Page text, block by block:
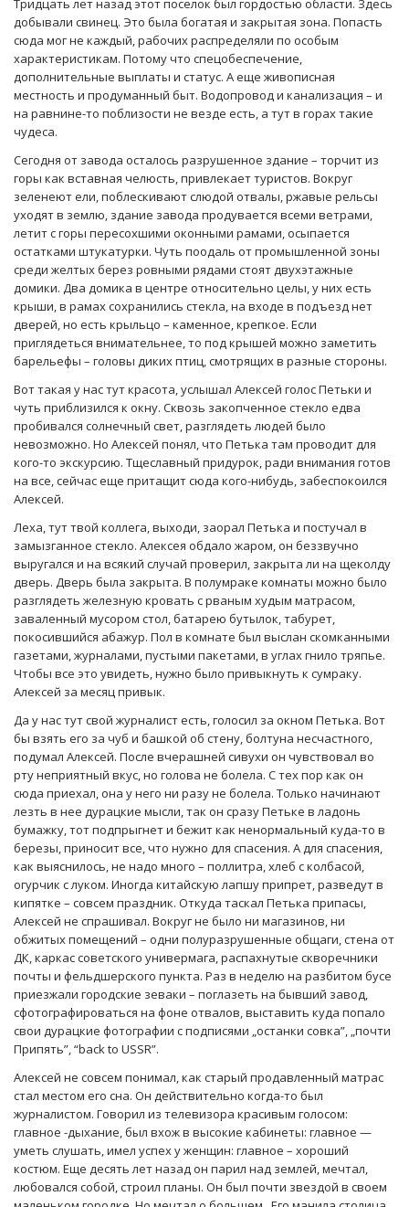
Тридцать лет назад этот поселок был гордостью области. Здесь
добывали свинец. Это была богатая и закрытая зона. Попасть
сюда мог не каждый, рабочих распределяли по особым
характеристикам. Потому что спецобеспечение,
дополнительные выплаты и статус. А еще живописная
местность и продуманный быт. Водопровод и канализация – и
на равнине-то поблизости не везде есть, а тут в горах такие
чудеса.
Сегодня от завода осталось разрушенное здание – торчит из
горы как вставная челюсть, привлекает туристов. Вокруг
зеленеют ели, поблескивают слюдой отвалы, ржавые рельсы
уходят в землю, здание завода продувается всеми ветрами,
летит с горы пересохшими оконными рамами, осыпается
остатками штукатурки. Чуть поодаль от промышленной зоны
среди желтых берез ровными рядами стоят двухэтажные
домики. Два домика в центре относительно целы, у них есть
крыши, в рамах сохранились стекла, на входе в подъезд нет
дверей, но есть крыльцо – каменное, крепкое. Если
приглядеться внимательнее, то под крышей можно заметить
барельефы – головы диких птиц, смотрящих в разные стороны.
Вот такая у нас тут красота, услышал Алексей голос Петьки и
чуть приблизился к окну. Сквозь закопченное стекло едва
пробивался солнечный свет, разглядеть людей было
невозможно. Но Алексей понял, что Петька там проводит для
кого-то экскурсию. Тщеславный придурок, ради внимания готов
на все, сейчас еще притащит сюда кого-нибудь, забеспокоился
Алексей.
Леха, тут твой коллега, выходи, заорал Петька и постучал в
замызганное стекло. Алексея обдало жаром, он беззвучно
выругался и на всякий случай проверил, закрыта ли на щеколду
дверь. Дверь была закрыта. В полумраке комнаты можно было
разглядеть железную кровать с рваным худым матрасом,
заваленный мусором стол, батарею бутылок, табурет,
покосившийся абажур. Пол в комнате был выслан скомканными
газетами, журналами, пустыми пакетами, в углах гнило тряпье.
Чтобы все это увидеть, нужно было привыкнуть к сумраку.
Алексей за месяц привык.
Да у нас тут свой журналист есть, голосил за окном Петька. Вот
бы взять его за чуб и башкой об стену, болтуна несчастного,
подумал Алексей. После вчерашней сивухи он чувствовал во
рту неприятный вкус, но голова не болела. С тех пор как он
сюда приехал, она у него ни разу не болела. Только начинают
лезть в нее дурацкие мысли, так он сразу Петьке в ладонь
бумажку, тот подпрыгнет и бежит как ненормальный куда-то в
березы, приносит все, что нужно для спасения. А для спасения,
как выяснилось, не надо много – поллитра, хлеб с колбасой,
огурчик с луком. Иногда китайскую лапшу припрет, разведут в
кипятке – совсем праздник. Откуда таскал Петька припасы,
Алексей не спрашивал. Вокруг не было ни магазинов, ни
обжитых помещений – одни полуразрушенные общаги, стена от
ДК, каркас советского универмага, распахнутые скворечники
почты и фельдшерского пункта. Раз в неделю на разбитом бусе
приезжали городские зеваки – поглазеть на бывший завод,
сфотографироваться на фоне отвалов, выставить куда попало
свои дурацкие фотографии с подписями „останки совка”, „почти
Припять”, “back to USSR”.
Алексей не совсем понимал, как старый продавленный матрас
стал местом его сна. Он действительно когда-то был
журналистом. Говорил из телевизора красивым голосом:
главное -дыхание, был вхож в высокие кабинеты: главное —
уметь слушать, имел успех у женщин: главное – хороший
костюм. Еще десять лет назад он парил над землей, мечтал,
любовался собой, строил планы. Он был почти звездой в своем